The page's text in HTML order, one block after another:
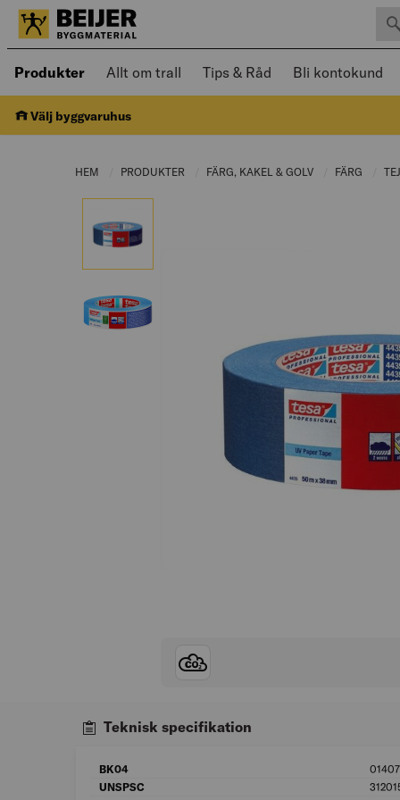
Produkter Öppnad meny kan navigeras med
Allt om trall Tips & Råd Bli kontokund
Välj byggvaruhus
HEM PRODUKTER CURRENT PAGE:
FÄRG, KAKEL & GOLV CURRENT PAGE:
FÄRG
Teknisk specifikation
BK04 01407
UNSPSC